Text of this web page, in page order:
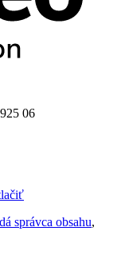
06
správca obsahu,